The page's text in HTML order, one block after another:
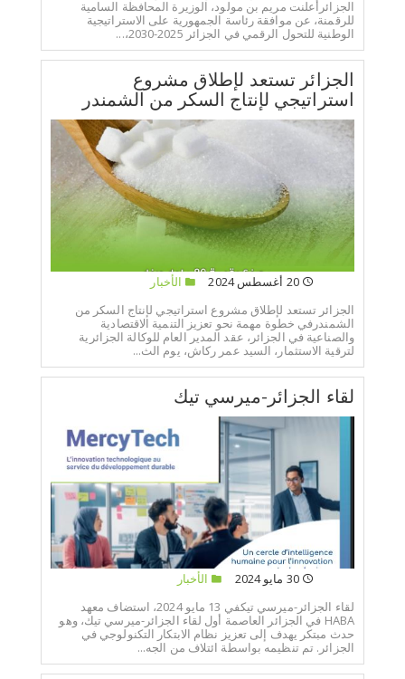
الجزائرأعلنت مريم بن مولود، الوزيرة المحافظة السامية
للرقمنة، عن موافقة رئاسة الجمهورية على الاستراتيجية
الوطنية للتحول الرقمي في الجزائر 2025-2030،...
الجزائر تستعد لإطلاق مشروع
استراتيجي لإنتاج السكر من الشمندر
20 أغسطس 2024
الأخبار
الجزائر تستعد لإطلاق مشروع استراتيجي لإنتاج السكر من
الشمندرفي خطوة مهمة نحو تعزيز التنمية الاقتصادية
والصناعية في الجزائر، عقد المدير العام للوكالة الجزائرية
لترقية الاستثمار، السيد عمر ركاش، يوم الث...
لقاء الجزائر-ميرسي تيك
30 مايو 2024
الأخبار
لقاء الجزائر-ميرسي تيكفي 13 مايو 2024، استضاف معهد
HABA في الجزائر العاصمة أول لقاء الجزائر-ميرسي تيك، وهو
حدث مبتكر يهدف إلى تعزيز نظام الابتكار التكنولوجي في
الجزائر. تم تنظيمه بواسطة ائتلاف من الجه...